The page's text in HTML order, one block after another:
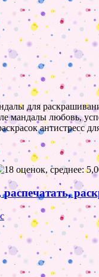
для
мандалы любовь,
антистресс